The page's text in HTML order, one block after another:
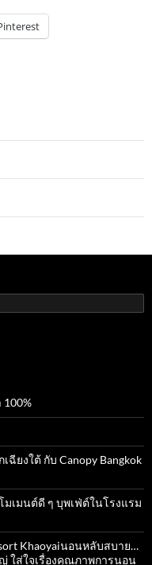
100%
ฉียงใต้ กับ Canopy Bangkok
เมนต์ดี ๆ บุพเฟ่ต์ในโรงแรม
Khaoyaiนอนหลับสบาย…
ใส่ใจเรื่องคุณภาพการนอน